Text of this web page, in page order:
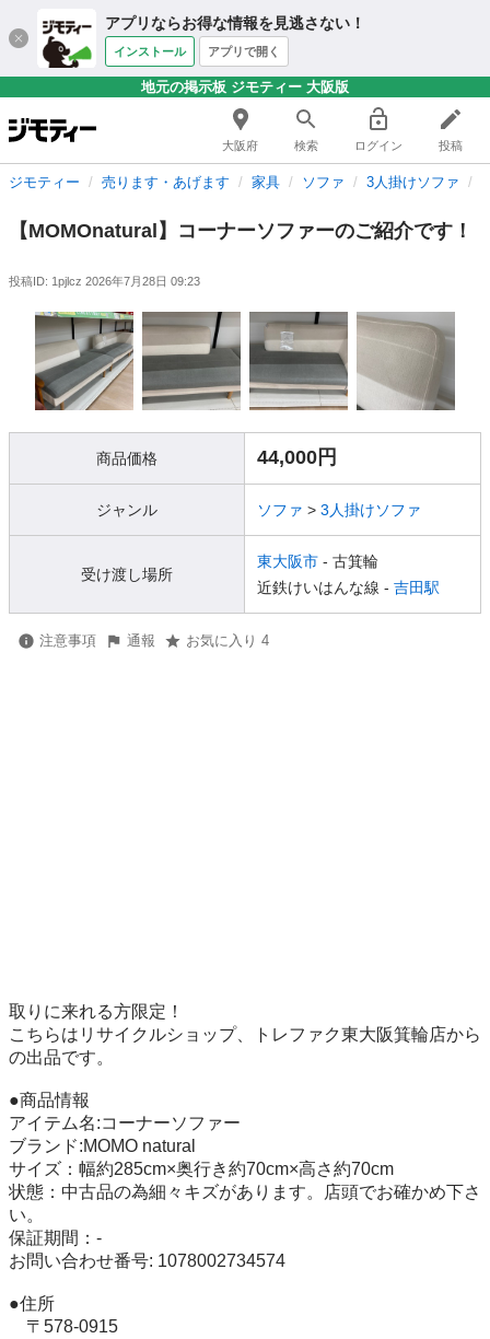
アプリならお得な情報を見逃さない！
インストール アプリで開く
地元の掲示板 ジモティー 大阪版
大阪府 検索 ログイン 投稿
ジモティー 売ります・あげます 家具 ソファ 3人掛けソファ
【MOMOnatural】コーナーソファーのご紹介です！
投稿ID: 1pjlcz 2026年7月28日 09:23
商品価格 44,000円
ジャンル ソファ > 3人掛けソファ
受け渡し場所
東大阪市 - 古箕輪
近鉄けいはんな線 - 吉田駅
注意事項 通報 お気に入り 4
取りに来れる方限定！
こちらはリサイクルショップ、トレファク東大阪箕輪店から
の出品です。
●商品情報
アイテム名:コーナーソファー
ブランド:MOMO natural
サイズ：幅約285cm×奥行き約70cm×高さ約70cm
状態：中古品の為細々キズがあります。店頭でお確かめ下さ
い。
保証期間：-
お問い合わせ番号: 1078002734574
●住所
〒578-0915